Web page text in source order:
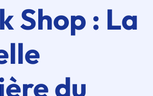
Shop : La
du